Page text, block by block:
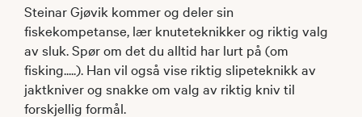
Steinar Gjøvik kommer og deler sin
fiskekompetanse, lær knuteteknikker og riktig valg
av sluk. Spør om det du alltid har lurt på (om
fisking.....). Han vil også vise riktig slipeteknikk av
jaktkniver og snakke om valg av riktig kniv til
forskjellig formål.